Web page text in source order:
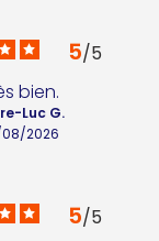
5/5
bien.
2026
Luc G.
5/5